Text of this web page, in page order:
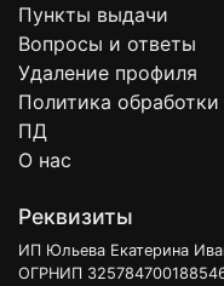
Пункты выдачи
Вопросы и ответы
Удаление профиля
Политика обработки
ПД
О нас
Реквизиты
ИП Юльева Екатерина
ОГРНИП